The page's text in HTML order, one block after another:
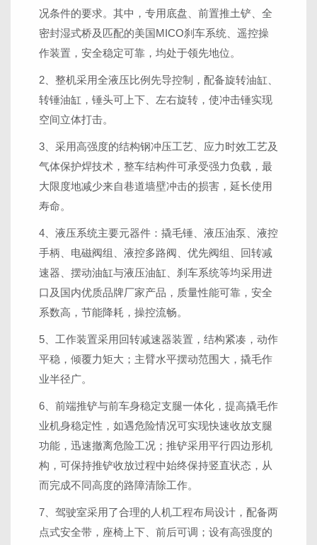
况条件的要求。其中，专用底盘、前置推土铲、全
密封湿式桥及匹配的美国MICO刹车系统、遥控操
作装置，安全稳定可靠，均处于领先地位。
2、整机采用全液压比例先导控制，配备旋转油缸、
转锤油缸，锤头可上下、左右旋转，使冲击锤实现
空间立体打击。
3、采用高强度的结构钢冲压工艺、应力时效工艺及
气体保护焊技术，整车结构件可承受强力负载，最
大限度地减少来自巷道墙壁冲击的损害，延长使用
寿命。
4、液压系统主要元器件：撬毛锤、液压油泵、液控
手柄、电磁阀组、液控多路阀、优先阀组、回转减
速器、摆动油缸与液压油缸、刹车系统等均采用进
口及国内优质品牌厂家产品，质量性能可靠，安全
系数高，节能降耗，操控流畅。
5、工作装置采用回转减速器装置，结构紧凑，动作
平稳，倾覆力矩大；主臂水平摆动范围大，撬毛作
业半径广。
6、前端推铲与前车身稳定支腿一体化，提高撬毛作
业机身稳定性，如遇危险情况可实现快速收放支腿
功能，迅速撤离危险工况；推铲采用平行四边形机
构，可保持推铲收放过程中始终保持竖直状态，从
而完成不同高度的路障清除工作。
7、驾驶室采用了合理的人机工程布局设计，配备两
点式安全带，座椅上下、前后可调；设有高强度的